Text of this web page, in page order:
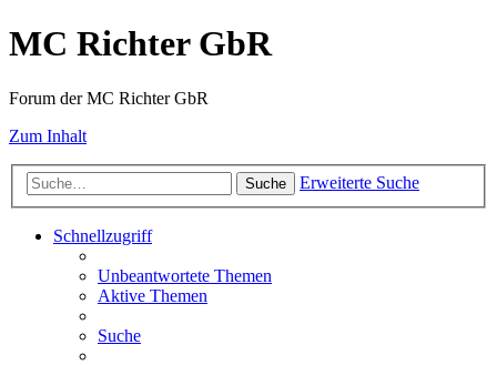
MC Richter GbR
Forum der MC Richter GbR
Zum Inhalt
Suche Erweiterte Suche
Schnellzugriff
Unbeantwortete Themen
Aktive Themen
Suche